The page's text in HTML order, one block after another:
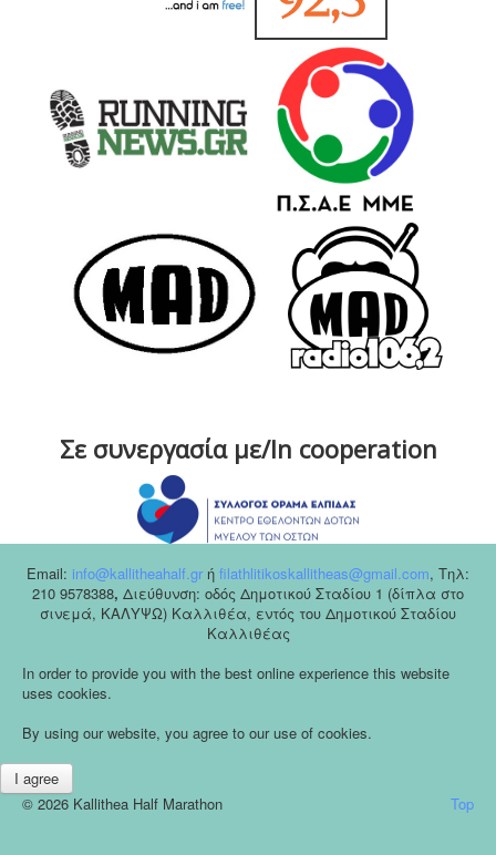
Σε συνεργασία με/In cooperation
Email: info@kallitheahalf.gr ή filathlitikoskallitheas@gmail.com, Tηλ:
210 9578388, Διεύθυνση: οδός Δημοτικού Σταδίου 1 (δίπλα στο
σινεμά, ΚΑΛΥΨΩ) Καλλιθέα, εντός του Δημοτικού Σταδίου
Καλλιθέας
In order to provide you with the best online experience this website
uses cookies.
By using our website, you agree to our use of cookies.
I agree
Top
© 2026 Kallithea Half Marathon